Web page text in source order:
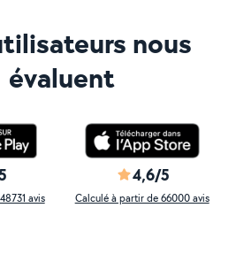
nous
évaluent
avis
4,6/5
Calculé à partir de 66000 avis